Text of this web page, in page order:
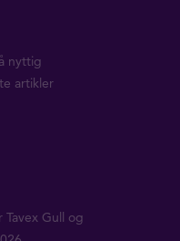
nyttig
artikler
Gull og